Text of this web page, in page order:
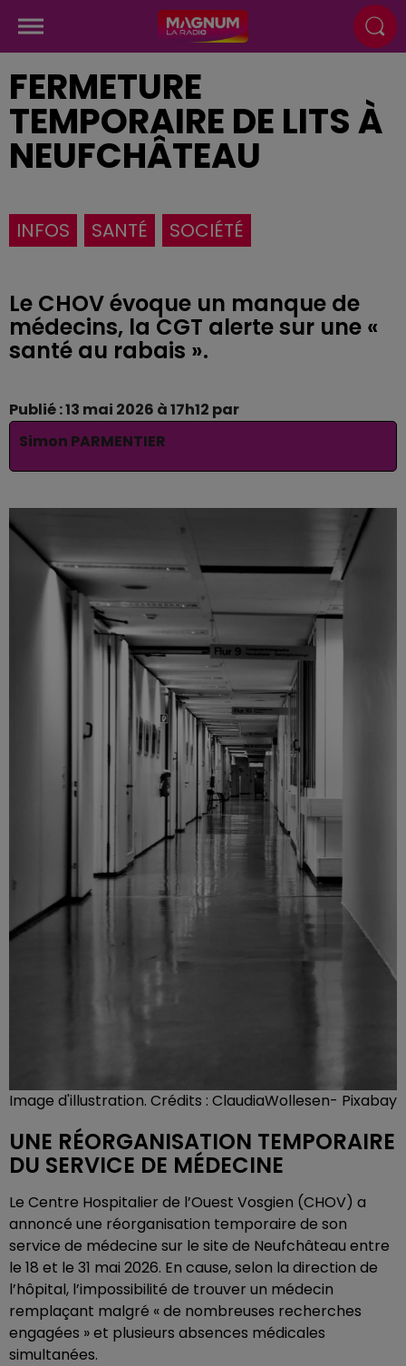
FERMETURE
TEMPORAIRE DE LITS À
NEUFCHÂTEAU
INFOS SANTÉ SOCIÉTÉ
Le CHOV évoque un manque de
médecins, la CGT alerte sur une «
santé au rabais ».
Publié : 13 mai 2026 à 17h12 par
Simon PARMENTIER
Image d'illustration. Crédits : ClaudiaWollesen- Pixabay
UNE RÉORGANISATION TEMPORAIRE
DU SERVICE DE MÉDECINE
Le Centre Hospitalier de l’Ouest Vosgien (CHOV) a
annoncé une réorganisation temporaire de son
service de médecine sur le site de Neufchâteau entre
le 18 et le 31 mai 2026. En cause, selon la direction de
l’hôpital, l’impossibilité de trouver un médecin
remplaçant malgré « de nombreuses recherches
engagées » et plusieurs absences médicales
simultanées.